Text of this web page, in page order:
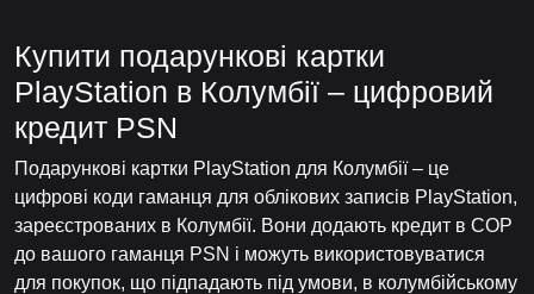
Купити подарункові картки
PlayStation в Колумбії – цифровий
кредит PSN
Подарункові картки PlayStation для Колумбії – це
цифрові коди гаманця для облікових записів PlayStation,
зареєстрованих в Колумбії. Вони додають кредит в COP
до вашого гаманця PSN і можуть використовуватися
для покупок, що підпадають під умови, в колумбійському